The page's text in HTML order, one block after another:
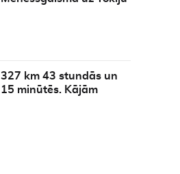
327 km 43 stundās un
15 minūtēs. Kājām